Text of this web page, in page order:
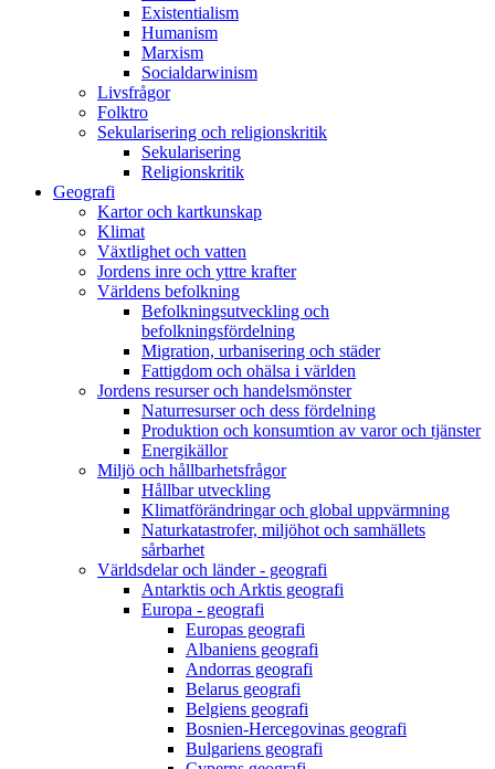
Existentialism
Humanism
Marxism
Socialdarwinism
Livsfrågor
Folktro
Sekularisering och religionskritik
Sekularisering
Religionskritik
Geografi
Kartor och kartkunskap
Klimat
Växtlighet och vatten
Jordens inre och yttre krafter
Världens befolkning
Befolkningsutveckling och
befolkningsfördelning
Migration, urbanisering och städer
Fattigdom och ohälsa i världen
Jordens resurser och handelsmönster
Naturresurser och dess fördelning
Produktion och konsumtion av varor och tjänster
Energikällor
Miljö och hållbarhetsfrågor
Hållbar utveckling
Klimatförändringar och global uppvärmning
Naturkatastrofer, miljöhot och samhällets
sårbarhet
Världsdelar och länder - geografi
Antarktis och Arktis geografi
Europa - geografi
Europas geografi
Albaniens geografi
Andorras geografi
Belarus geografi
Belgiens geografi
Bosnien-Hercegovinas geografi
Bulgariens geografi